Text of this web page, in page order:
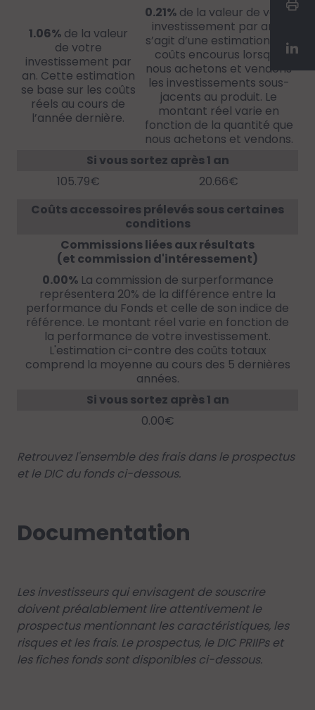
1.06%de la valeur
de votre
investissement par
an. Cette estimation
se base sur les coûts
réels au cours de
l’année dernière.
0.21%de la valeur de votre
investissement par an. Il
s’agit d’une estimation des
coûts encourus lorsque
nous achetons et vendons
les investissements sous-
jacents au produit. Le
montant réel varie en
fonction de la quantité que
nous achetons et vendons.
Si vous sortez après 1 an
105.79€
20.66€
Coûts accessoires prélevés sous certaines
conditions
Commissions liées aux résultats
(et commission d'intéressement)
0.00%La commission de surperformance
représentera 20% de la différence entre la
performance du Fonds et celle de son indice de
référence. Le montant réel varie en fonction de
la performance de votre investissement.
L'estimation ci-contre des coûts totaux
comprend la moyenne au cours des 5 dernières
années.
Si vous sortez après 1 an
0.00€
Retrouvez l'ensemble des frais dans le prospectus
et le DIC du fonds ci-dessous.
Documentation
Les investisseurs qui envisagent de souscrire
doivent préalablement lire attentivement le
prospectus mentionnant les caractéristiques, les
risques et les frais. Le prospectus, le DIC PRIIPs et
les fiches fonds sont disponibles ci-dessous.